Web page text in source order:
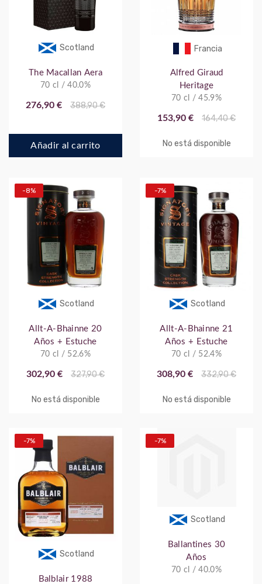
Scotland
The Macallan Aera
70 cl / 40.0%
276,90 € 388,90 €
Añadir al carrito
Francia
Alfred Giraud
Heritage
70 cl / 45.9%
153,90 € 164,40 €
No está disponible
Scotland
-8%
Allt-A-Bhainne 20
Años + Estuche
70 cl / 52.6%
302,90 € 327,90 €
No está disponible
Scotland
-7%
Allt-A-Bhainne 21
Años + Estuche
70 cl / 52.4%
308,90 € 332,90 €
No está disponible
Scotland
-7%
Balblair 1988
Scotland
-7%
Ballantines 30
Años
70 cl / 40.0%